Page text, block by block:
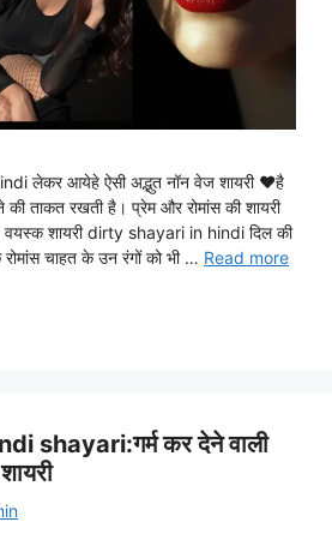
लेकर आयेहे ऐसी अद्भुत नॉन वेज शायरी ♥है
की ताकत रखती है। प्रेम और रोमांस की शायरी
वयस्क शायरी dirty shayari in hindi दिल की
चाहत के उन रंगों को भी … Read more
shayari:गर्म कर देने वाली